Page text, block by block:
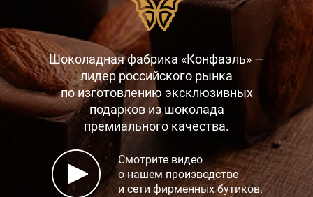
Шоколадная фабрика «Конфаэль» —
лидер российского рынка
по изготовлению эксклюзивных
подарков из шоколада
премиального качества.
Смотрите видео
о нашем производстве
и сети фирменных бутиков.